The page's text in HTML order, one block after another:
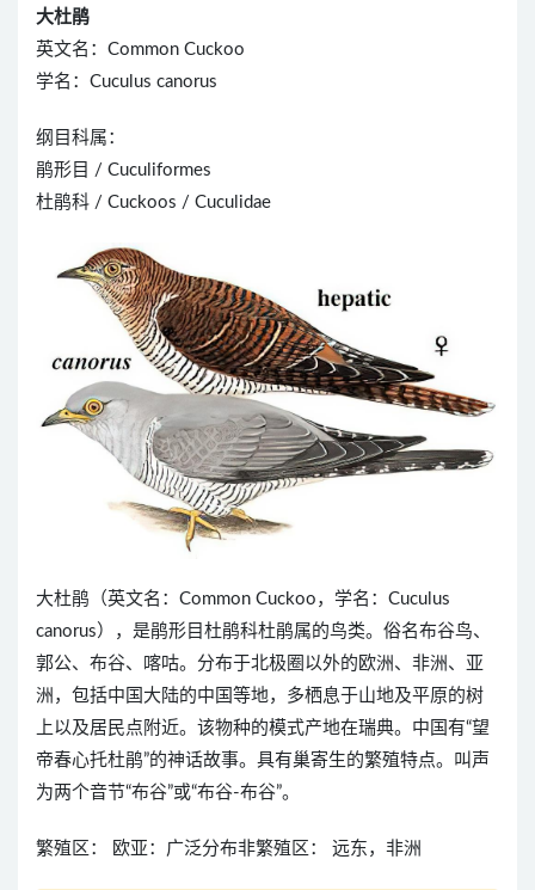
大杜鹃
英文名：Common Cuckoo
学名：Cuculus canorus
纲目科属：
鹃形目 / Cuculiformes
杜鹃科 / Cuckoos / Cuculidae
大杜鹃（英文名：Common Cuckoo，学名：Cuculus
canorus），是鹃形目杜鹃科杜鹃属的鸟类。俗名布谷鸟、
郭公、布谷、喀咕。分布于北极圈以外的欧洲、非洲、亚
洲，包括中国大陆的中国等地，多栖息于山地及平原的树
上以及居民点附近。该物种的模式产地在瑞典。中国有“望
帝春心托杜鹃”的神话故事。具有巢寄生的繁殖特点。叫声
为两个音节“布谷”或“布谷-布谷”。
繁殖区： 欧亚：广泛分布非繁殖区： 远东，非洲